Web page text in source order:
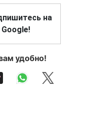
на
удобно!